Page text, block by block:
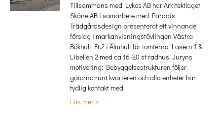
Tillsammans med Lykos AB har Arkitektlaget
Skåne AB i samarbete med Paradis
Trädgårdsdesign presenterat ett vinnande
förslag i markanvisningstävlingen Västra
Bökhult Et.2 i Älmhult för tomterna Lasern 1 &
Libellen 2 med ca 16-20 st radhus. Juryns
motivering: Bebyggelsestrukturen följer
gatorna runt kvarteren och alla enheter har
tydlig kontakt med
Läs mer »